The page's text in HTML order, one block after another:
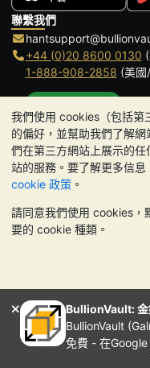
我們使用 cookies（包括第
的偏好，並幫助我們了解
們在第三方網站上展示的
站的服務。要了解更多信息
cookie 政策 。
請同意我們使用 cookies，
要的 cookie 種類。
BullionVault: 金
BullionVault
免費 - 在
聯繫我們
+44 (0)20 8600 0130
1-888-908-2858 (美國
辦公時間:
9am to 8:30pm (英國時
Galmarley Ltd T/A
3 Shortlands (7th Floor)
London
W6 8DA
貴金屬的價值可能
的價格走勢。BullionVault
投資建議。您應該考慮尋
合您。
Galmarley Ltd，以
註冊，註冊號碼：